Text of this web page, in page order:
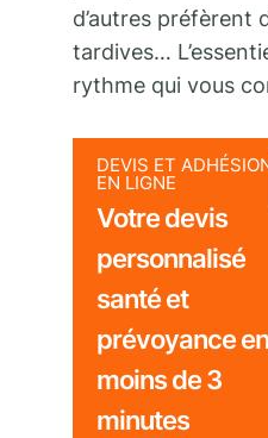
d’autres préfèrent
tardives…
rythme qui vous
DEVIS ET
EN LIGNE
Votre devis
personnalisé
santé et
prévoyance en
moins de 3
minutes